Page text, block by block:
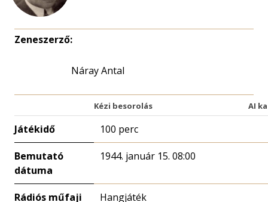
Zeneszerző:
Náray Antal
Kézi besorolás AI
Játékidő 100 perc
Bemutató
dátuma
1944. január 15. 08:00
Rádiós műfaji Hangjáték